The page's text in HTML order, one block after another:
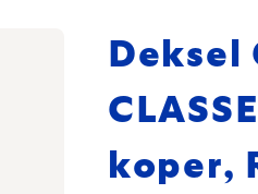
Deksel
koper,